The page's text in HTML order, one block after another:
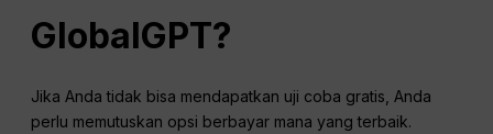
GlobalGPT?
Jika Anda tidak bisa mendapatkan uji coba gratis, Anda
perlu memutuskan opsi berbayar mana yang terbaik.